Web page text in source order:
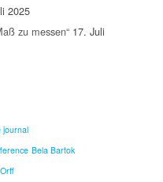
2025
zu messen“ 17. Juli
journal
Bela Bartok